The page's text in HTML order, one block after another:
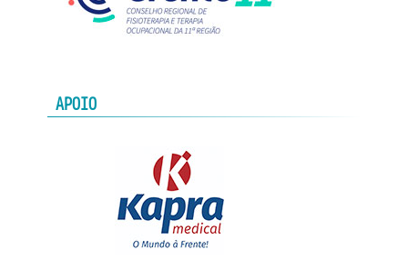
APOIO